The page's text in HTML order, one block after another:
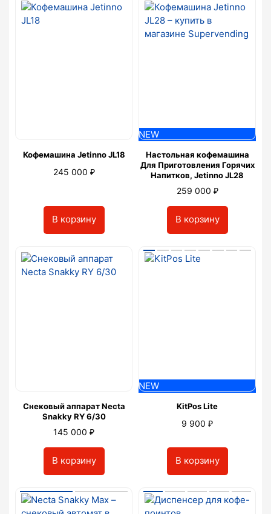
Кофемашина Jetinno JL18
245 000 ₽
В корзину
NEW
Настольная кофемашина
Для Приготовления Горячих
Напитков, Jetinno JL28
259 000 ₽
В корзину
Снековый аппарат Necta
Snakky RY 6/30
145 000 ₽
В корзину
NEW
KitPos Lite
9 900 ₽
В корзину